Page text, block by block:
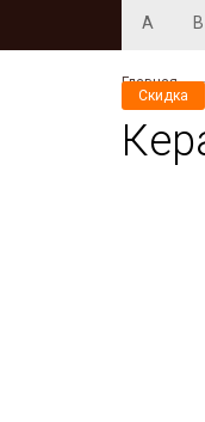
A B
Главная
Скидка